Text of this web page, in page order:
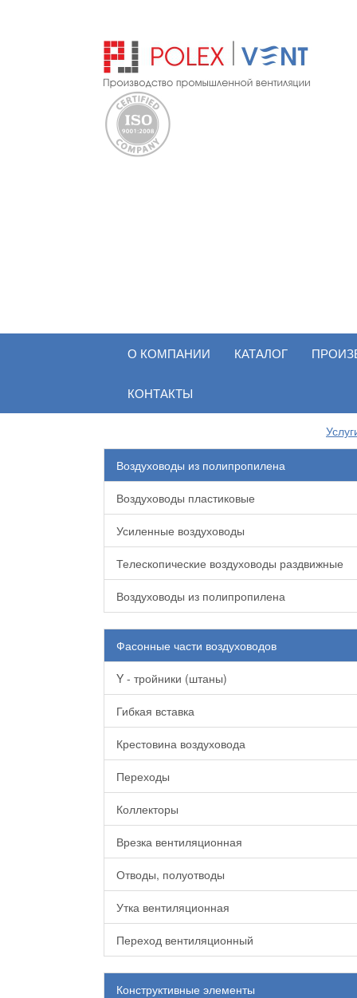
О КОМПАНИИ КАТАЛОГ
КОНТАКТЫ
Воздуховоды из полипропилена
Воздуховоды пластиковые
Усиленные воздуховоды
Телескопические воздуховоды раздвижные
Воздуховоды из полипропилена
Фасонные части воздуховодов
Y - тройники (штаны)
Гибкая вставка
Крестовина воздуховода
Переходы
Коллекторы
Врезка вентиляционная
Отводы, полуотводы
Утка вентиляционная
Переход вентиляционный
Конструктивные элементы